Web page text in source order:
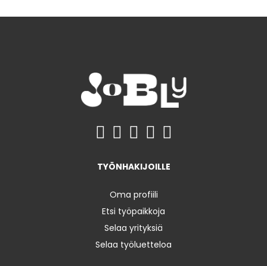
TYÖNHAKIJOILLE
Oma profiili
Etsi työpaikkoja
Selaa yrityksiä
Selaa työluetteloa